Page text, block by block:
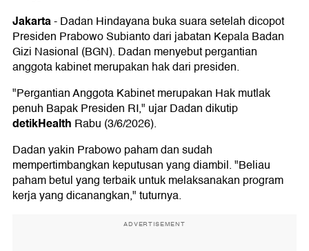
Jakarta-Dadan Hindayana buka suara setelah dicopot
Presiden Prabowo Subianto dari jabatan Kepala Badan
Gizi Nasional (BGN). Dadan menyebut pergantian
anggota kabinet merupakan hak dari presiden.
"Pergantian Anggota Kabinet merupakan Hak mutlak
penuh Bapak Presiden RI," ujar Dadan dikutip
detikHealth Rabu (3/6/2026).
Dadan yakin Prabowo paham dan sudah
mempertimbangkan keputusan yang diambil. "Beliau
paham betul yang terbaik untuk melaksanakan program
kerja yang dicanangkan," tuturnya.
ADVERTISEMENT